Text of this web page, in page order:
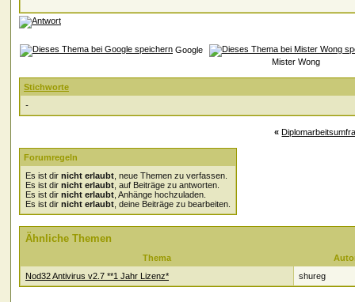
Google
Mister Wong
Stichworte
-
«
Forumregeln
Es ist dir nicht erlaubt , neue Themen zu verfassen.
Es ist dir nicht erlaubt , auf Beiträge zu antworten.
Es ist dir nicht erlaubt , Anhänge hochzuladen.
Es ist dir nicht erlaubt , deine Beiträge zu bearbeiten.
Ähnliche Themen
Thema
Nod32 Antivirus v2.7 **1 Jahr Lizenz*
shureg